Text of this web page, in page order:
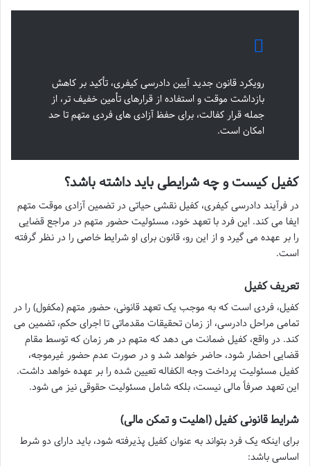
رویکرد قانون جدید آیین دادرسی کیفری، تأکید بر کاهش
بازداشت موقت و استفاده از قرارهای تأمین خفیف تر، از
جمله قرار کفالت، برای حفظ آزادی های فردی متهم تا حد
امکان است.
کفیل کیست و چه شرایطی باید داشته باشد؟
در فرآیند دادرسی کیفری، کفیل نقشی حیاتی در تضمین آزادی موقت متهم
ایفا می کند. این فرد با تعهد خود، مسئولیت حضور متهم در مراجع قضایی
را بر عهده می گیرد و از این رو، قانون برای او شرایط خاصی را در نظر گرفته
است.
تعریف کفیل
کفیل، فردی است که به موجب یک تعهد قانونی، حضور متهم (مکفول) را در
تمامی مراحل دادرسی، از زمان تحقیقات مقدماتی تا اجرای حکم، تضمین می
کند. در واقع، کفیل ضمانت می دهد که متهم در هر زمان که توسط مقام
قضایی احضار شود، حاضر خواهد شد و در صورت عدم حضور غیرموجه،
کفیل مسئولیت پرداخت وجه الکفاله تعیین شده را بر عهده خواهد داشت.
این تعهد صرفاً مالی نیست، بلکه شامل مسئولیت حقوقی نیز می شود.
شرایط قانونی کفیل (اهلیت و تمکن مالی)
برای اینکه یک فرد بتواند به عنوان کفیل پذیرفته شود، باید دارای دو شرط
اساسی باشد: